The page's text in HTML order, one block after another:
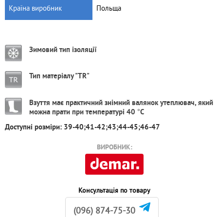
Країна виробник Польща
Зимовий тип ізоляції
Тип матеріалу "TR"
Взуття має практичний знімний валянок утеплювач, який
можна прати при температурі 40 °С
Доступні розміри: 39-40;41-42;43;44-45;46-47
ВИРОБНИК:
Консультація по товару
(096) 874-75-30